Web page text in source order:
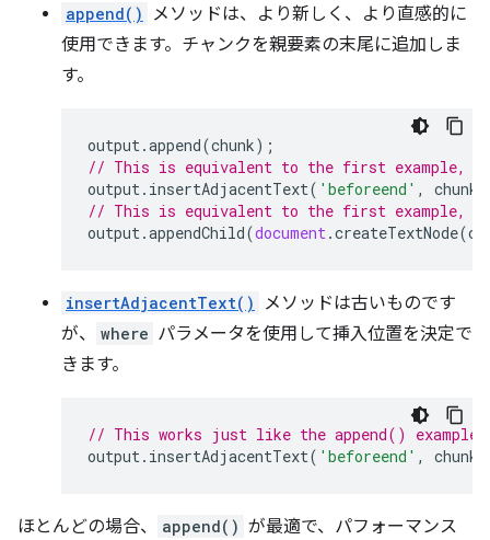
append()
メソッドは、より新しく、より直感的に
使用できます。チャンクを親要素の末尾に追加しま
す。
output.append(chunk);
// This is equivalent to the first example,
output. insertAdjacentText( 'beforeend' , chunk
// This is equivalent to the first example,
output.appendChild(document.createTextNode(
insertAdjacentText()
メソッドは古いものです
が、
where パラメータを使用して挿入位置を決定で
きます。
// This works just like the append()
output. insertAdjacentText( 'beforeend' , chunk
ほとんどの場合、 append() が最適で、パフォーマンス